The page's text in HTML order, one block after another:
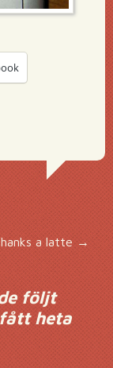
a latte→
följt
heta